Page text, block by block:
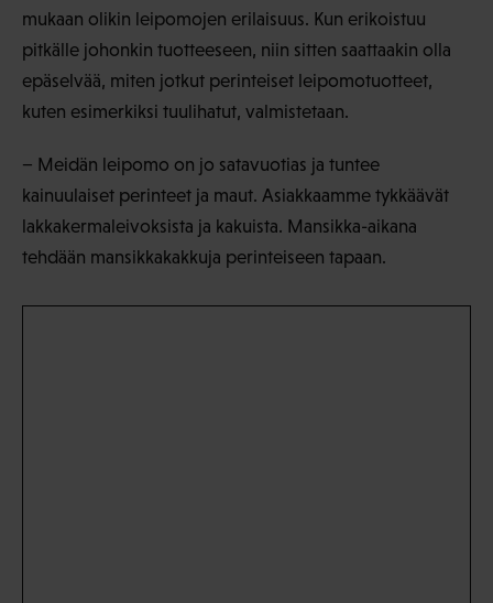
mukaan olikin leipomojen erilaisuus. Kun erikoistuu
pitkälle johonkin tuotteeseen, niin sitten saattaakin olla
epäselvää, miten jotkut perinteiset leipomotuotteet,
kuten esimerkiksi tuulihatut, valmistetaan.
− Meidän leipomo on jo satavuotias ja tuntee
kainuulaiset perinteet ja maut. Asiakkaamme tykkäävät
lakkakermaleivoksista ja kakuista. Mansikka-aikana
tehdään mansikkakakkuja perinteiseen tapaan.